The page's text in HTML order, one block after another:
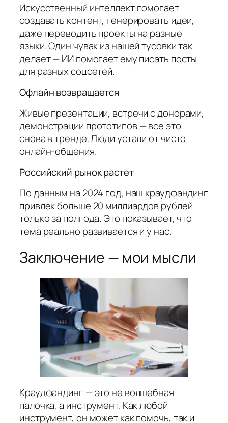
Искусственный интеллект помогает
создавать контент, генерировать идеи,
даже переводить проекты на разные
языки. Один чувак из нашей тусовки так
делает — ИИ помогает ему писать посты
для разных соцсетей.
Офлайн возвращается
Живые презентации, встречи с донорами,
демонстрации прототипов — все это
снова в тренде. Люди устали от чисто
онлайн-общения.
Российский рынок растет
По данным на 2024 год, наш краудфандинг
привлек больше 20 миллиардов рублей
только за полгода. Это показывает, что
тема реально развивается и у нас.
Заключение — мои мысли
Краудфандинг — это не волшебная
палочка, а инструмент. Как любой
инструмент, он может как помочь, так и